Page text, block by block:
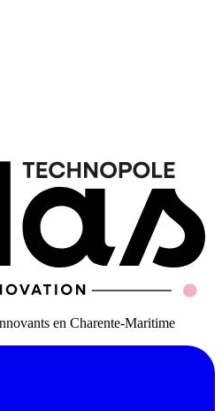
en Charente-Maritime